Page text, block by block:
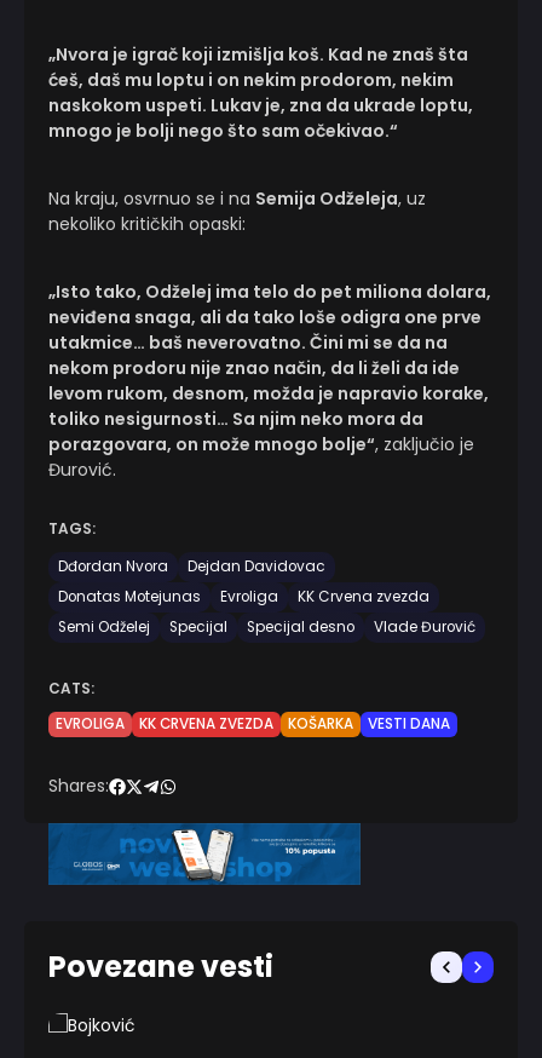
„Nvora je igrač koji izmišlja koš. Kad ne znaš šta
ćeš, daš mu loptu i on nekim prodorom, nekim
naskokom uspeti. Lukav je, zna da ukrade loptu,
mnogo je bolji nego što sam očekivao.“
Na kraju, osvrnuo se i na Semija Odželeja, uz
nekoliko kritičkih opaski:
„Isto tako, Odželej ima telo do pet miliona dolara,
neviđena snaga, ali da tako loše odigra one prve
utakmice… baš neverovatno. Čini mi se da na
nekom prodoru nije znao način, da li želi da ide
levom rukom, desnom, možda je napravio korake,
toliko nesigurnosti… Sa njim neko mora da
porazgovara, on može mnogo bolje“, zaključio je
Đurović.
TAGS:
Dđordan Nvora
Dejdan Davidovac
Donatas Motejunas
Evroliga
KK Crvena zvezda
Semi Odželej
Specijal Specijal desno Vlade Đurović
CATS:
EVROLIGA
KK CRVENA ZVEZDA KOŠARKA VESTI DANA
Shares:
Povezane vesti